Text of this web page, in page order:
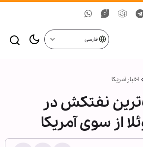
فارسی
اخبار آمریکا
نفتکش در
از سوی آمریکا